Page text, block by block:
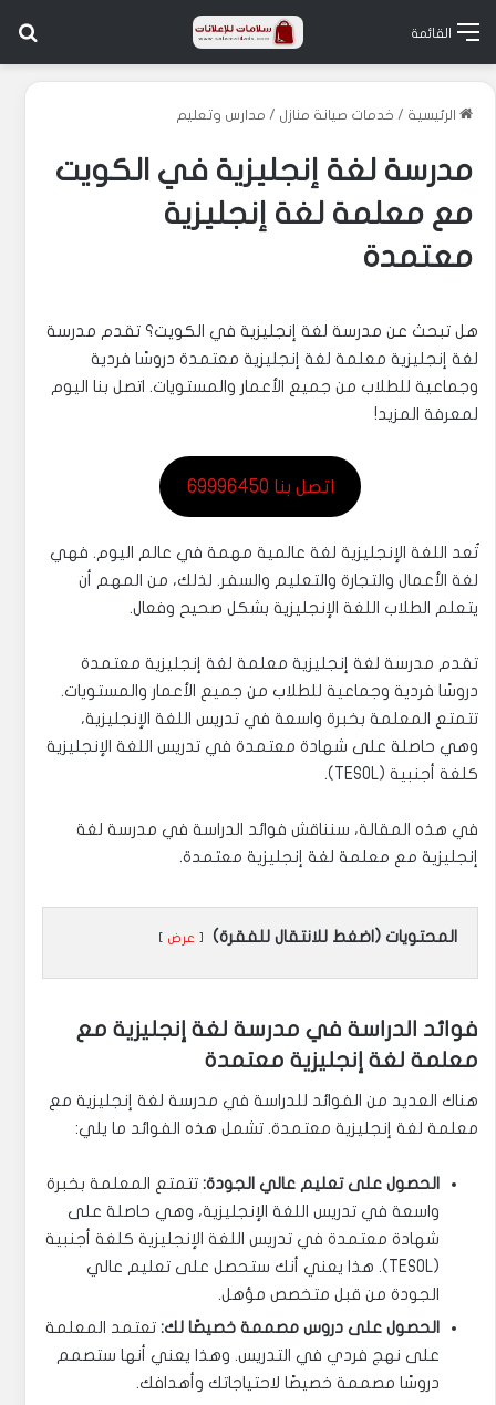
القائمة
الرئيسية / خدمات صيانة منازل / مدارس وتعليم
مدرسة لغة إنجليزية في الكويت
مع معلمة لغة إنجليزية
معتمدة
هل تبحث عن مدرسة لغة إنجليزية في الكويت؟ تقدم مدرسة
لغة إنجليزية معلمة لغة إنجليزية معتمدة دروسًا فردية
وجماعية للطلاب من جميع الأعمار والمستويات. اتصل بنا اليوم
لمعرفة المزيد!
اتصل بنا 69996450
تُعد اللغة الإنجليزية لغة عالمية مهمة في عالم اليوم. فهي
لغة الأعمال والتجارة والتعليم والسفر. لذلك، من المهم أن
يتعلم الطلاب اللغة الإنجليزية بشكل صحيح وفعال.
تقدم مدرسة لغة إنجليزية معلمة لغة إنجليزية معتمدة
دروسًا فردية وجماعية للطلاب من جميع الأعمار والمستويات.
تتمتع المعلمة بخبرة واسعة في تدريس اللغة الإنجليزية،
وهي حاصلة على شهادة معتمدة في تدريس اللغة الإنجليزية
كلغة أجنبية (TESOL).
في هذه المقالة، سنناقش فوائد الدراسة في مدرسة لغة
إنجليزية مع معلمة لغة إنجليزية معتمدة.
المحتويات (اضغط للانتقال للفقرة) عرض
فوائد الدراسة في مدرسة لغة إنجليزية مع
معلمة لغة إنجليزية معتمدة
هناك العديد من الفوائد للدراسة في مدرسة لغة إنجليزية مع
معلمة لغة إنجليزية معتمدة. تشمل هذه الفوائد ما يلي:
الحصول على تعليم عالي الجودة: تتمتع المعلمة بخبرة
واسعة في تدريس اللغة الإنجليزية، وهي حاصلة على
شهادة معتمدة في تدريس اللغة الإنجليزية كلغة أجنبية
(TESOL). هذا يعني أنك ستحصل على تعليم عالي
الجودة من قبل متخصص مؤهل.
الحصول على دروس مصممة خصيصًا لك: تعتمد المعلمة
على نهج فردي في التدريس. وهذا يعني أنها ستصمم
دروسًا مصممة خصيصًا لاحتياجاتك وأهدافك.